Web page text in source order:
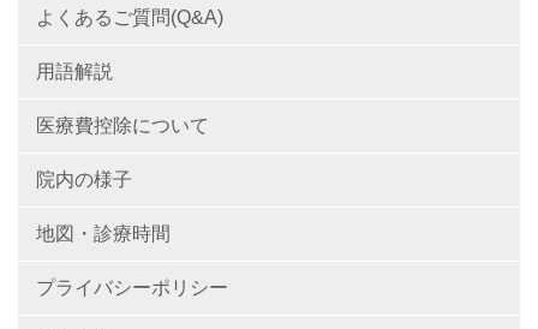
よくあるご質問(Q&A)
用語解説
医療費控除について
院内の様子
地図・診療時間
プライバシーポリシー